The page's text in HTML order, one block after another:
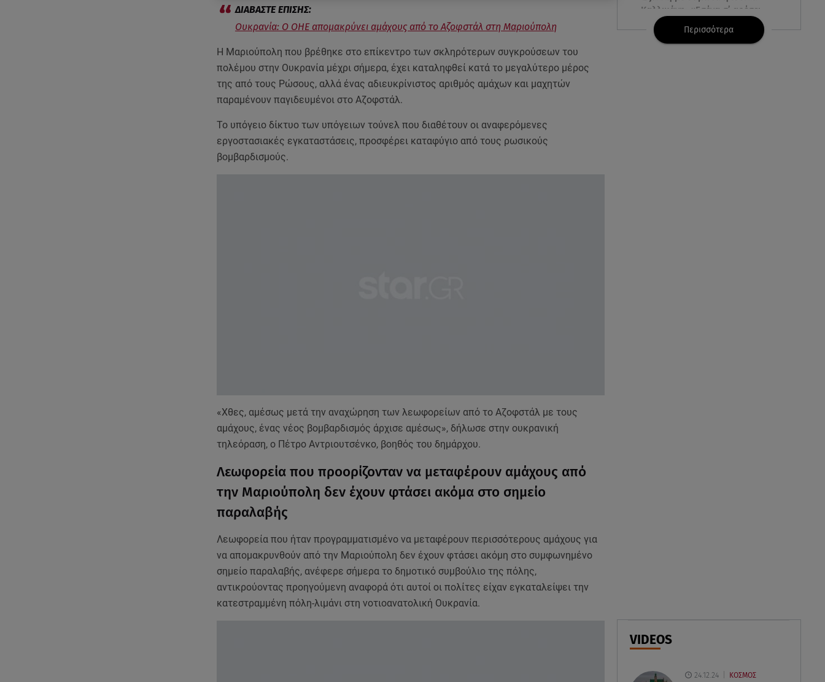
Καλλιμάνη: «Εσένα σ’ αρέσει
αυτό;»
07.08.26 , 08:51
Marfin: Έφτασε στην Αθήνα η
46χρονη μετά την έκδοσή της
Περισσότερα
VIDEOS
24.12.24 ΚΟΣΜΟΣ
Ουκρανία: Ο ΟΗΕ απομακρύνει αμάχους από το Αζοφστάλ στη Μαριούπολη
Η Μαριούπολη που βρέθηκε στο επίκεντρο των σκληρότερων συγκρούσεων του
πολέμου στην Ουκρανία μέχρι σήμερα, έχει καταληφθεί κατά το μεγαλύτερο μέρος
της από τους Ρώσους, αλλά ένας αδιευκρίνιστος αριθμός αμάχων και μαχητών
παραμένουν παγιδευμένοι στο Αζοφστάλ.
Το υπόγειο δίκτυο των υπόγειων τούνελ που διαθέτουν οι αναφερόμενες
εργοστασιακές εγκαταστάσεις, προσφέρει καταφύγιο από τους ρωσικούς
βομβαρδισμούς.
«Χθες, αμέσως μετά την αναχώρηση των λεωφορείων από το Αζοφστάλ με τους
αμάχους, ένας νέος βομβαρδισμός άρχισε αμέσως», δήλωσε στην ουκρανική
τηλεόραση, ο Πέτρο Αντριουτσένκο, βοηθός του δημάρχου.
Λεωφορεία που προορίζονταν να μεταφέρουν αμάχους από
την Μαριούπολη δεν έχουν φτάσει ακόμα στο σημείο
παραλαβής
Λεωφορεία που ήταν προγραμματισμένο να μεταφέρουν περισσότερους αμάχους για
να απομακρυνθούν από την Μαριούπολη δεν έχουν φτάσει ακόμη στο συμφωνημένο
σημείο παραλαβής, ανέφερε σήμερα το δημοτικό συμβούλιο της πόλης,
αντικρούοντας προηγούμενη αναφορά ότι αυτοί οι πολίτες είχαν εγκαταλείψει την
κατεστραμμένη πόλη-λιμάνι στη νοτιοανατολική Ουκρανία.